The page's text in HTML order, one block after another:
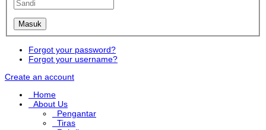
Forgot your password?
Forgot your username?
Create an account
Home
About Us
Pengantar
Tiras